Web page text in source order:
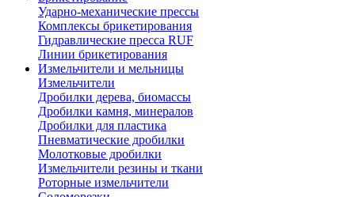
Ударно-механические прессы
Комплексы брикетирования
Гидравлические пресса RUF
Линии брикетирования
Измельчители и мельницы
Измельчители
Дробилки дерева, биомассы
Дробилки камня, минералов
Дробилки для пластика
Пневматические дробилки
Молотковые дробилки
Измельчители резины и ткани
Роторные измельчители